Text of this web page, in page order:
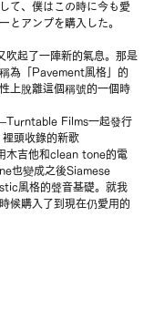
て、僕はこの時に今も愛
とアンプを購入した。
起了一陣新的氣息。那是
為「Pavement風格」的
上脫離這個稱號的一個時
Films一起發行
頭收錄的新歌
木吉他和clean tone的電
也變成之後Siamese
風格的聲音基礎。就我
候購入了到現在仍愛用的